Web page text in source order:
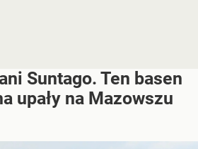
Suntago. Ten basen
upały na Mazowszu